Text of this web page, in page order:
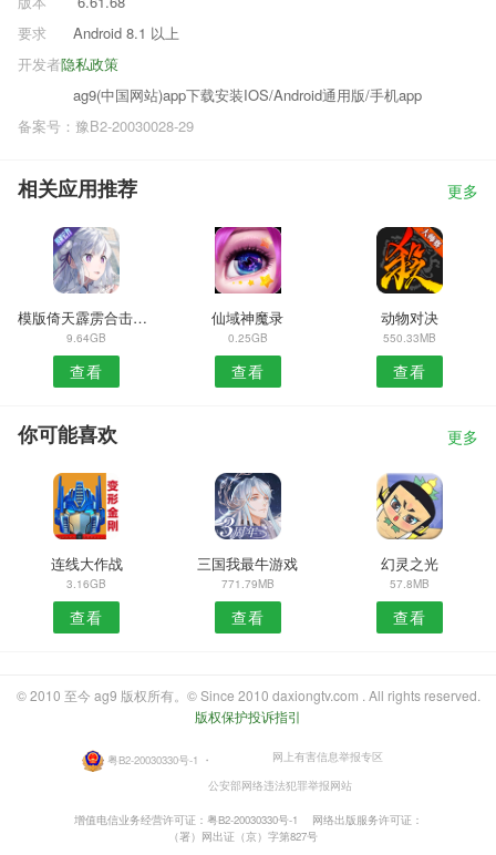
要求
Android 8.1 以上
隐私政策
开发者
ag9(中国网站)app下载安装IOS/Android通用版/手机app
备案号：豫B2-20030028-29
相关应用推荐 更多
模版倚天霹雳合击传奇
9.64GB
查看
仙域神魔录
0.25GB
查看
动物对决
550.33MB
查看
你可能喜欢 更多
连线大作战
3.16GB
查看
三国我最牛游戏
771.79MB
查看
幻灵之光
57.8MB
查看
© 2010 至今 ag9 版权所有。© Since 2010 daxiongtv.com . All rights reserved.
版权保护投诉指引
粤B2-20030330号-1 ・
网上有害信息举报专区
公安部网络违法犯罪举报网站
增值电信业务经营许可证：粤B2-20030330号-1
网络出版服务许可证：
（署）网出证（京）字第827号